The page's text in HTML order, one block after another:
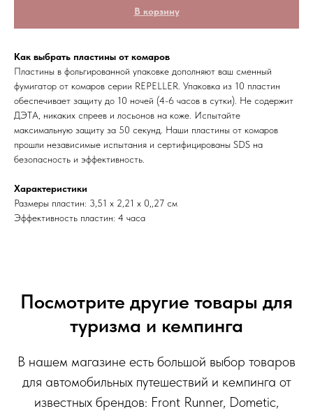
В корзину
Как выбрать пластины от комаров
Пластины в фольгированной упаковке дополняют ваш сменный
фумигатор от комаров серии REPELLER. Упаковка из 10 пластин
обеспечивает защиту до 10 ночей (4-6 часов в сутки). Не содержит
ДЭТА, никаких спреев и лосьонов на коже. Испытайте
максимальную защиту за 50 секунд. Наши пластины от комаров
прошли независимые испытания и сертифицированы SDS на
безопасность и эффективность.
Характеристики
Размеры пластин: 3,51 х 2,21 х 0,,27 см
Эффективность пластин: 4 часа
Посмотрите другие товары для
туризма и кемпинга
В нашем магазине есть большой выбор товаров
для автомобильных путешествий и кемпинга от
известных брендов: Front Runner, Dometic,